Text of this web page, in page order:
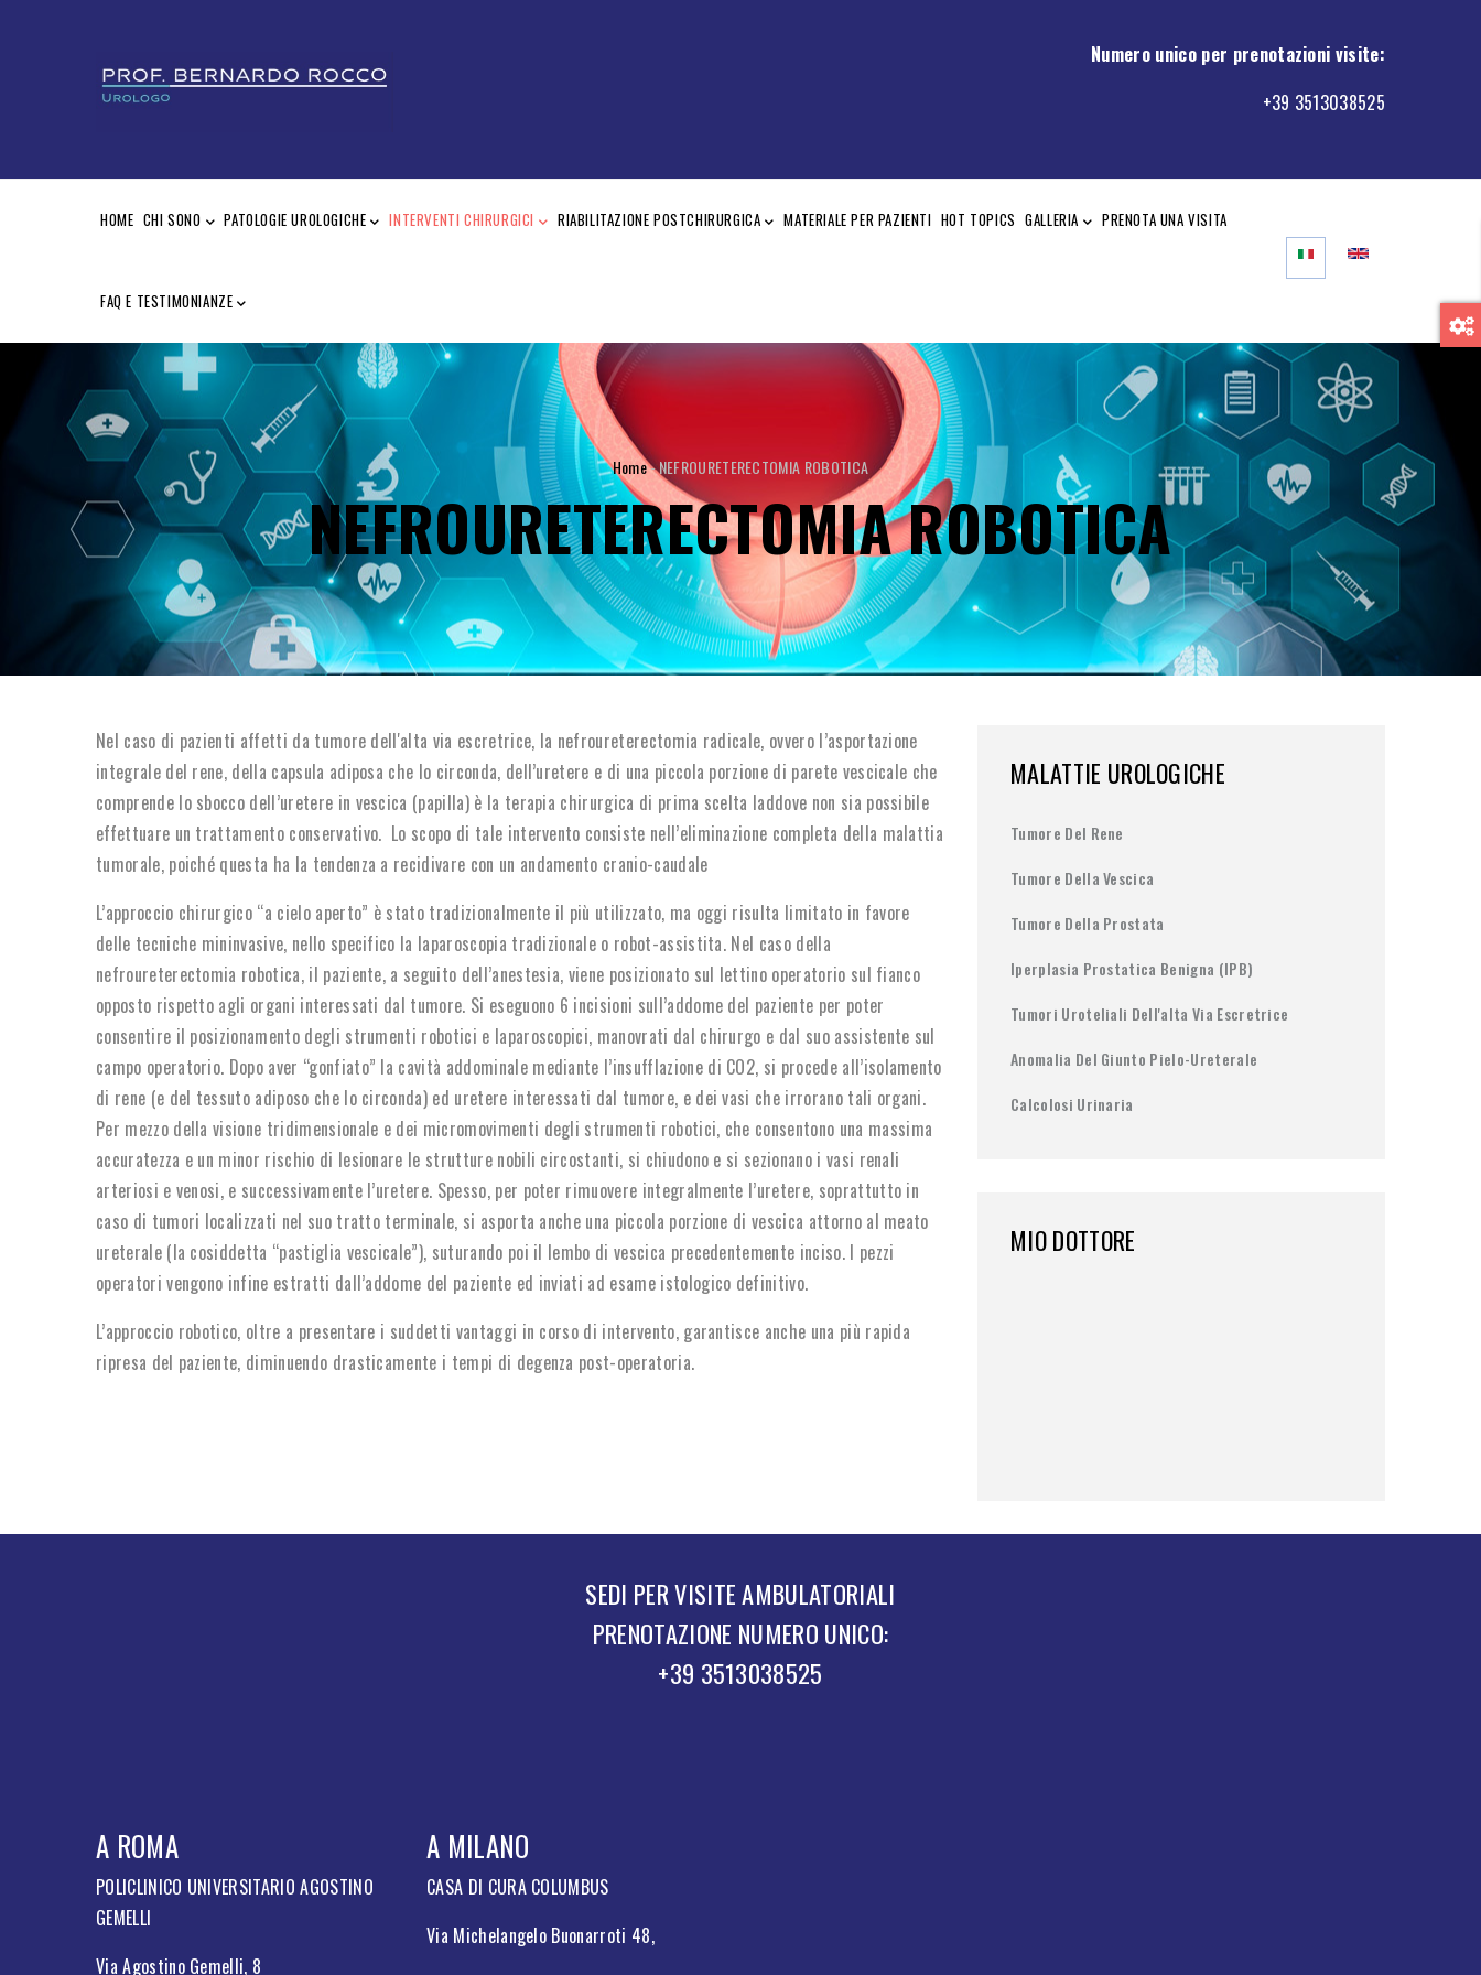
Numero unico per prenotazioni visite:
+39 3513038525
NAVIGATION
HOME CHI SONO PATOLOGIE UROLOGICHE INTERVENTI CHIRURGICI RIABILITAZIONE POSTCHIRURGICA MATERIALE PER PAZIENTI HOT TOPICS GALLERIA PRENOTA UNA VISITA
FAQ E TESTIMONIANZE
BRICIOLE
DI
PANE
Home-NEFROURETERECTOMIA ROBOTICA
NEFROURETERECTOMIA ROBOTICA
Nel caso di pazienti affetti da tumore dell'alta via escretrice, la nefroureterectomia radicale, ovvero l’asportazione
integrale del rene, della capsula adiposa che lo circonda, dell’uretere e di una piccola porzione di parete vescicale che
comprende lo sbocco dell’uretere in vescica (papilla) è la terapia chirurgica di prima scelta laddove non sia possibile
effettuare un trattamento conservativo. Lo scopo di tale intervento consiste nell’eliminazione completa della malattia
tumorale, poiché questa ha la tendenza a recidivare con un andamento cranio-caudale
L’approccio chirurgico “a cielo aperto” è stato tradizionalmente il più utilizzato, ma oggi risulta limitato in favore
delle tecniche mininvasive, nello specifico la laparoscopia tradizionale o robot-assistita. Nel caso della
nefroureterectomia robotica, il paziente, a seguito dell’anestesia, viene posizionato sul lettino operatorio sul fianco
opposto rispetto agli organi interessati dal tumore. Si eseguono 6 incisioni sull’addome del paziente per poter
consentire il posizionamento degli strumenti robotici e laparoscopici, manovrati dal chirurgo e dal suo assistente sul
campo operatorio. Dopo aver “gonfiato” la cavità addominale mediante l’insufflazione di CO2, si procede all’isolamento
di rene (e del tessuto adiposo che lo circonda) ed uretere interessati dal tumore, e dei vasi che irrorano tali organi.
Per mezzo della visione tridimensionale e dei micromovimenti degli strumenti robotici, che consentono una massima
accuratezza e un minor rischio di lesionare le strutture nobili circostanti, si chiudono e si sezionano i vasi renali
arteriosi e venosi, e successivamente l’uretere. Spesso, per poter rimuovere integralmente l’uretere, soprattutto in
caso di tumori localizzati nel suo tratto terminale, si asporta anche una piccola porzione di vescica attorno al meato
ureterale (la cosiddetta “pastiglia vescicale”), suturando poi il lembo di vescica precedentemente inciso. I pezzi
operatori vengono infine estratti dall’addome del paziente ed inviati ad esame istologico definitivo.
L’approccio robotico, oltre a presentare i suddetti vantaggi in corso di intervento, garantisce anche una più rapida
ripresa del paziente, diminuendo drasticamente i tempi di degenza post-operatoria.
MALATTIE UROLOGICHE
Tumore Del Rene
Tumore Della Vescica
Tumore Della Prostata
Iperplasia Prostatica Benigna (IPB)
Tumori Uroteliali Dell'alta Via Escretrice
Anomalia Del Giunto Pielo-Ureterale
Calcolosi Urinaria
MIO DOTTORE
SEDI PER VISITE AMBULATORIALI
PRENOTAZIONE NUMERO UNICO:
+39 3513038525
A ROMA
POLICLINICO UNIVERSITARIO AGOSTINO
GEMELLI
Via Agostino Gemelli, 8
A MILANO
CASA DI CURA COLUMBUS
Via Michelangelo Buonarroti 48,